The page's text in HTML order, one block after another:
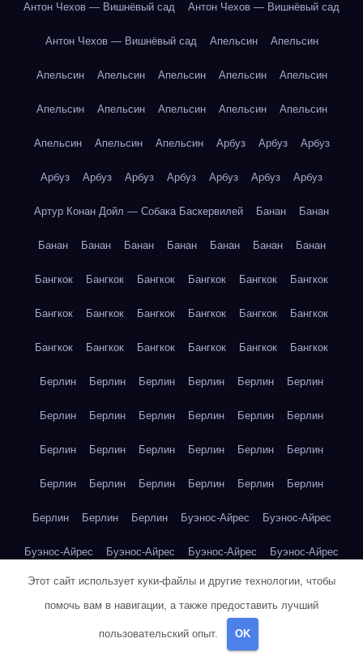
Антон Чехов — Вишнёвый сад Антон Чехов — Вишнёвый сад
Антон Чехов — Вишнёвый сад Апельсин Апельсин
Апельсин Апельсин Апельсин Апельсин Апельсин
Апельсин Апельсин Апельсин Апельсин Апельсин
Апельсин Апельсин Апельсин Арбуз Арбуз Арбуз
Арбуз Арбуз Арбуз Арбуз Арбуз Арбуз Арбуз
Артур Конан Дойл — Собака Баскервилей Банан Банан
Банан Банан Банан Банан Банан Банан Банан
Бангкок Бангкок Бангкок Бангкок Бангкок Бангкок
Бангкок Бангкок Бангкок Бангкок Бангкок Бангкок
Бангкок Бангкок Бангкок Бангкок Бангкок Бангкок
Берлин Берлин Берлин Берлин Берлин Берлин
Берлин Берлин Берлин Берлин Берлин Берлин
Берлин Берлин Берлин Берлин Берлин Берлин
Берлин Берлин Берлин Берлин Берлин Берлин
Берлин Берлин Берлин Буэнос-Айрес Буэнос-Айрес
Буэнос-Айрес Буэнос-Айрес Буэнос-Айрес Буэнос-Айрес
Буэнос-Айрес Буэнос-Айрес Буэнос-Айрес Буэнос-Айрес
Буэнос-Айрес
Буэнос-Айрес
Этот сайт использует куки-файлы и другие технологии, чтобы
помочь вам в навигации, а также предоставить лучший
пользовательский опыт. OK